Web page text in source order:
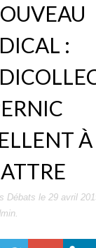
:
À
Débats le 29 avril
.